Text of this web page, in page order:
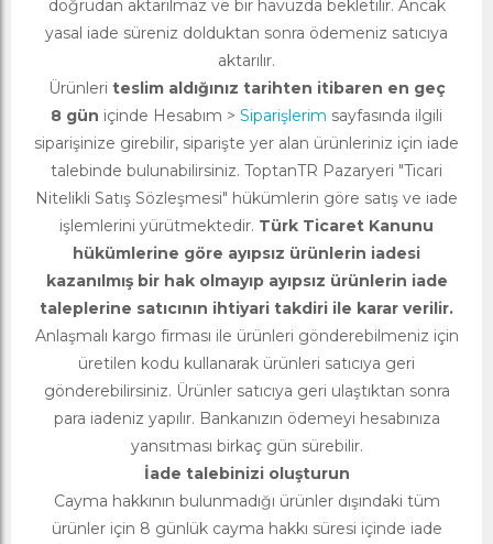
doğrudan aktarılmaz ve bir havuzda bekletilir. Ancak
yasal iade süreniz dolduktan sonra ödemeniz satıcıya
aktarılır.
Ürünleri teslim aldığınız tarihten itibaren en geç
8 gün içinde Hesabım > Siparişlerim sayfasında ilgili
siparişinize girebilir, siparişte yer alan ürünleriniz için iade
talebinde bulunabilirsiniz. ToptanTR Pazaryeri "Ticari
Nitelikli Satış Sözleşmesi" hükümlerin göre satış ve iade
işlemlerini yürütmektedir. Türk Ticaret Kanunu
hükümlerine göre ayıpsız ürünlerin iadesi
kazanılmış bir hak olmayıp ayıpsız ürünlerin iade
taleplerine satıcının ihtiyari takdiri ile karar verilir.
Anlaşmalı kargo firması ile ürünleri gönderebilmeniz için
üretilen kodu kullanarak ürünleri satıcıya geri
gönderebilirsiniz. Ürünler satıcıya geri ulaştıktan sonra
para iadeniz yapılır. Bankanızın ödemeyi hesabınıza
yansıtması birkaç gün sürebilir.
İade talebinizi oluşturun
Cayma hakkının bulunmadığı ürünler dışındaki tüm
ürünler için 8 günlük cayma hakkı süresi içinde iade